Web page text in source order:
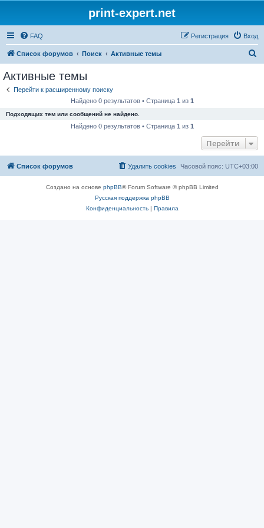
print-expert.net
FAQ Вход
Регистрация
Список форумов Поиск Активные темы
Активные темы
Перейти к расширенному поиску
Найдено 0 результатов • Страница 1 из 1
Подходящих тем или сообщений не найдено.
Найдено 0 результатов • Страница 1 из 1
Перейти
Список форумов Часовой пояс: UTC+03:00
Удалить cookies
Создано на основе phpBB® Forum Software © phpBB Limited
Русская поддержка phpBB
Конфиденциальность| Правила